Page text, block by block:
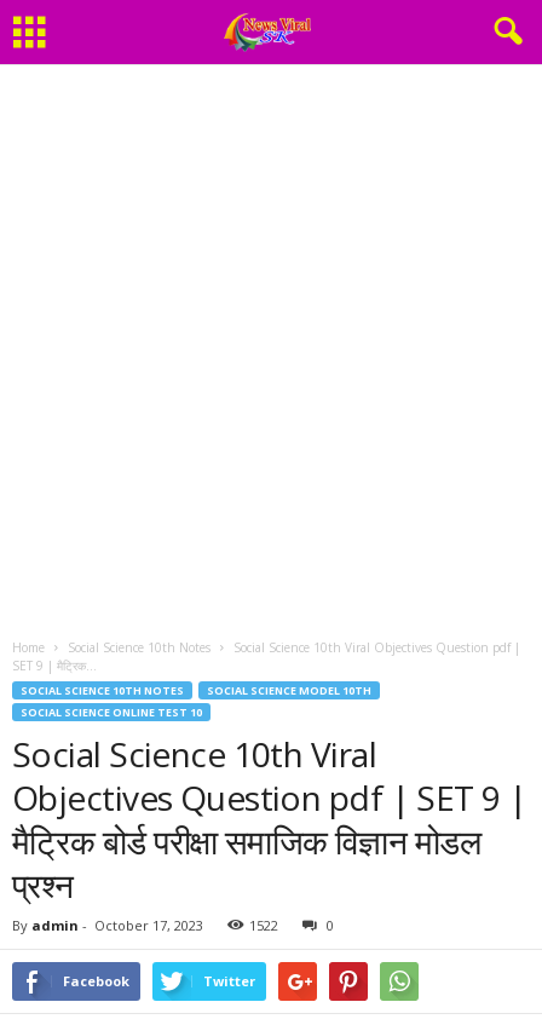
Home Social Science 10th Notes
Social Science 10th Viral Objectives Question pdf |
SET 9 | मैट्रिक...
SOCIAL SCIENCE 10TH NOTES
SOCIAL SCIENCE MODEL 10TH
SOCIAL SCIENCE ONLINE TEST 10
Social Science 10th Viral
Objectives Question pdf | SET 9 |
मैट्रिक बोर्ड परीक्षा समाजिक विज्ञान मोडल
प्रश्न
By admin - October 17, 2023 1522 0
Facebook Twitter